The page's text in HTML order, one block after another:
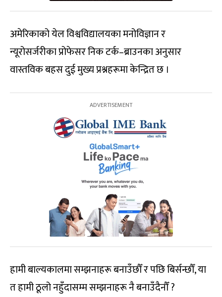
अमेरिकाको येल विश्वविद्यालयका मनोविज्ञान र
न्यूरोसर्जरीका प्रोफेसर निक टर्क–ब्राउनका अनुसार
वास्तविक बहस दुई मुख्य प्रश्नहरूमा केन्द्रित छ ।
हामी बाल्यकालमा सम्झनाहरू बनाउँछौँ र पछि बिर्सन्छौँ, या
त हामी ठूलो नहुँदासम्म सम्झनाहरू नै बनाउँदैनौँ ?